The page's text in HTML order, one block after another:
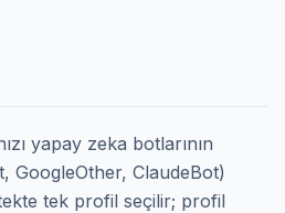
yapay zeka botlarının
GoogleOther, ClaudeBot)
tek profil seçilir; profil